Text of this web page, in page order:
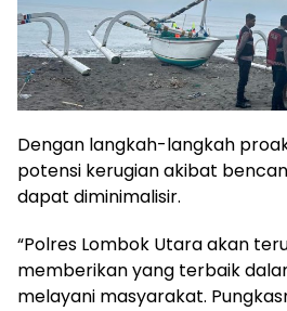
Dengan langkah-langkah
potensi kerugian akibat
dapat diminimalisir.
“Polres Lombok Utara akan
memberikan yang terbaik
melayani masyarakat.